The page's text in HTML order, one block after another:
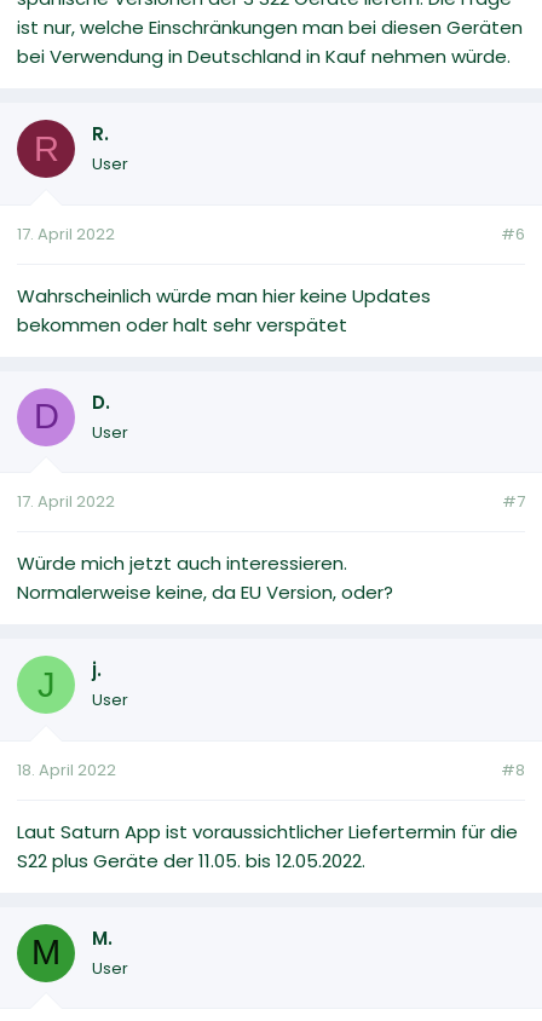
ist nur, welche Einschränkungen man bei diesen Geräten
bei Verwendung in Deutschland in Kauf nehmen würde.
R R.
User
17. April 2022 #6
Wahrscheinlich würde man hier keine Updates
bekommen oder halt sehr verspätet
D D.
User
17. April 2022 #7
Würde mich jetzt auch interessieren.
Normalerweise keine, da EU Version, oder?
J j.
User
18. April 2022 #8
Laut Saturn App ist voraussichtlicher Liefertermin für die
S22 plus Geräte der 11.05. bis 12.05.2022.
M M.
User